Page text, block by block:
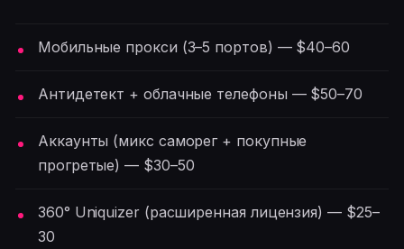
Мобильные прокси (3–5 портов) — $40–60
Антидетект + облачные телефоны — $50–70
Аккаунты (микс саморег + покупные
прогретые) — $30–50
360° Uniquizer (расширенная лицензия) — $25–
30